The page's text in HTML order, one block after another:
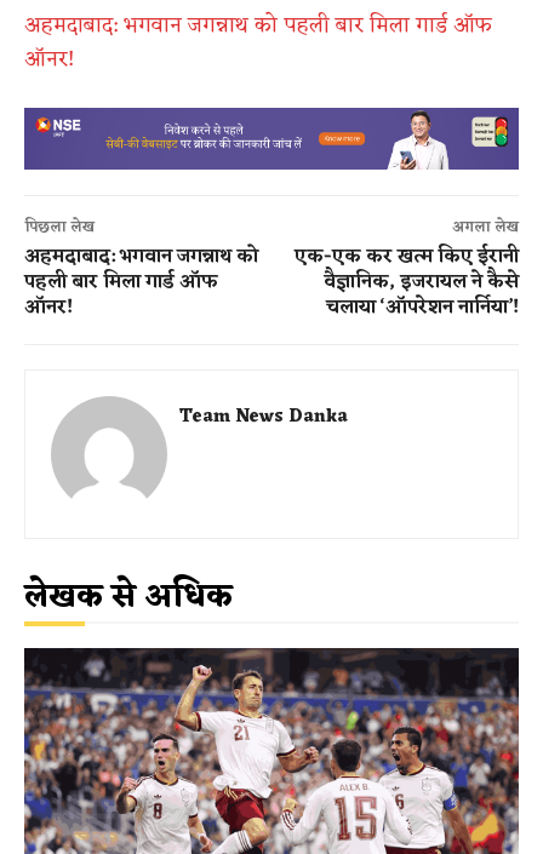
अहमदाबाद: भगवान जगन्नाथ को पहली बार मिला गार्ड ऑफ
ऑनर!
पिछला लेख
अहमदाबाद: भगवान जगन्नाथ को
पहली बार मिला गार्ड ऑफ
ऑनर!
अगला लेख
एक-एक कर खत्म किए ईरानी
वैज्ञानिक, इजरायल ने कैसे
चलाया ‘ऑपरेशन नार्निया’!
Team News Danka
लेखक से अधिक